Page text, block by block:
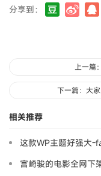
分享到：
上一篇
下一篇：大
相关推荐
这款WP主题好强大-
宫崎骏的电影全网下